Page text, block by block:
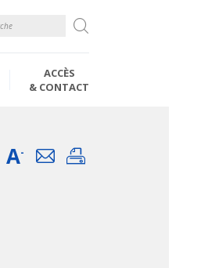
ACCÈS
& CONTACT
A- EmailImprimer